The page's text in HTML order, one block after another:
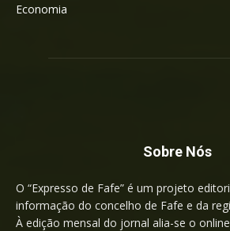
Economia
Sobre Nós
O “Expresso de Fafe” é um projeto
informação do concelho de Fafe e da
À edição mensal do jornal alia-se o